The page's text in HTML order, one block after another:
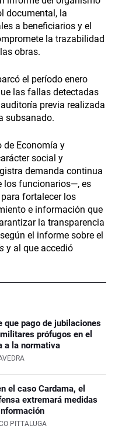
documental, la
a beneficiarios y el
la trazabilidad
obras.
el período enero
las fallas detectadas
previa realizada
subsanado.
de Economía y
social y
demanda continua
los funcionarios—, es
fortalecer los
e información que
la transparencia
el informe sobre el
y al que accedió
que pago de jubilaciones
prófugos en el
a la normativa
el caso Cardama, el
extremará medidas
PITTALUGA